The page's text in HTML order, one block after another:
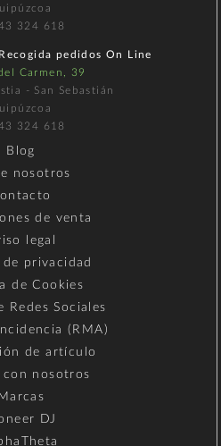
324 618
pedidos On Line
Carmen, 39
- San Sebastián
324 618
Blog
nosotros
de venta
legal
privacidad
de Cookies
Redes Sociales
(RMA)
de artículo
con nosotros
Marcas
DJ